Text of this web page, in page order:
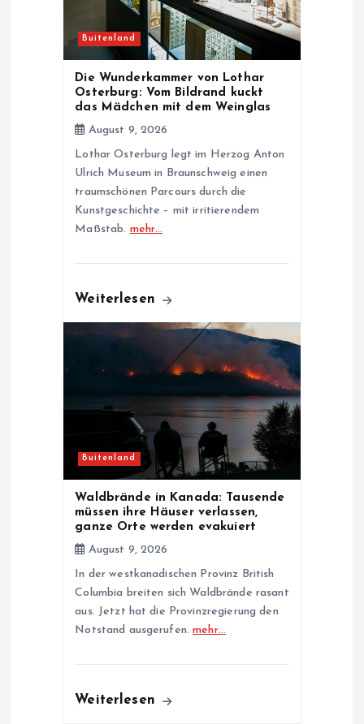
Buitenland
Die Wunderkammer von Lothar
Osterburg: Vom Bildrand kuckt
das Mädchen mit dem Weinglas
August 9, 2026
Lothar Osterburg legt im Herzog Anton
Ulrich Museum in Braunschweig einen
traumschönen Parcours durch die
Kunstgeschichte – mit irritierendem
Maßstab. mehr…
Weiterlesen
Buitenland
Waldbrände in Kanada: Tausende
müssen ihre Häuser verlassen,
ganze Orte werden evakuiert
August 9, 2026
In der westkanadischen Provinz British
Columbia breiten sich Waldbrände rasant
aus. Jetzt hat die Provinzregierung den
Notstand ausgerufen.mehr…
Weiterlesen